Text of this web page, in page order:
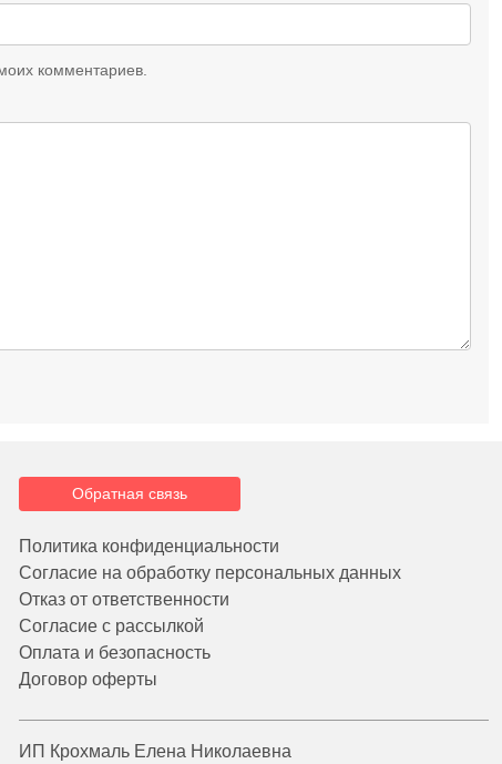
комментариев.
Обратная связь
Политика конфиденциальности
Согласие на обработку персональных данных
Отказ от ответственности
Согласие с рассылкой
Оплата и безопасность
Договор оферты
ИП Крохмаль Елена Николаевна